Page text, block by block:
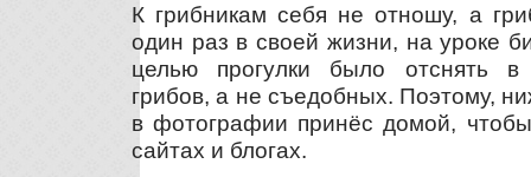
К грибникам себя не отношу, а
один раз в своей жизни, на уроке
целью прогулки было отснять
грибов, а не съедобных. Поэтому,
в фотографии принёс домой,
сайтах и блогах.